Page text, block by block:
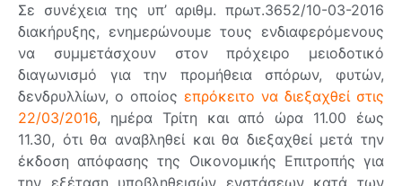
Σε συνέχεια της υπ’ αριθμ. πρωτ.3652/10-03-2016
διακήρυξης, ενημερώνουμε τους ενδιαφερόμενους
να συμμετάσχουν στον πρόχειρο μειοδοτικό
διαγωνισμό για την προμήθεια σπόρων, φυτών,
δενδρυλλίων, ο οποίος επρόκειτο να διεξαχθεί στις
22/03/2016, ημέρα Τρίτη και από ώρα 11.00 έως
11.30, ότι θα αναβληθεί και θα διεξαχθεί μετά την
έκδοση απόφασης της Οικονομικής Επιτροπής για